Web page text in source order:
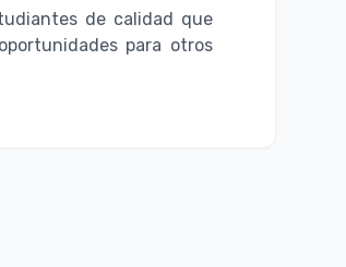
de calidad que
para otros